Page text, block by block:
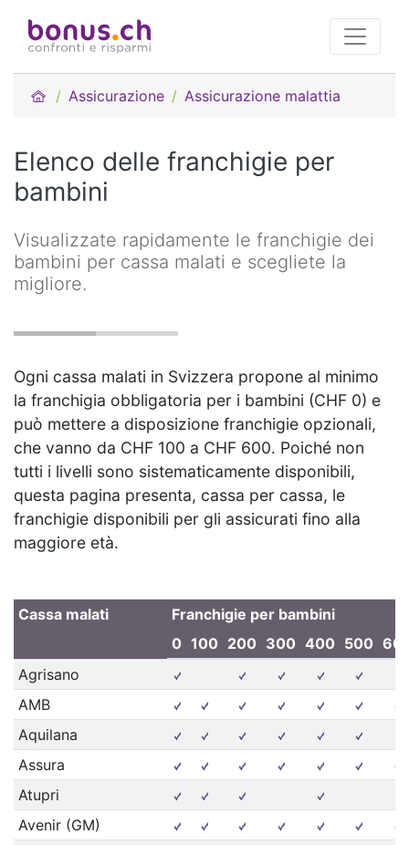
Assicurazione Assicurazione malattia
Elenco delle franchigie per
bambini
Visualizzate rapidamente le franchigie dei
bambini per cassa malati e scegliete la
migliore.
Ogni cassa malati in Svizzera propone al minimo
la franchigia obbligatoria per i bambini (CHF 0) e
può mettere a disposizione franchigie opzionali,
che vanno da CHF 100 a CHF 600. Poiché non
tutti i livelli sono sistematicamente disponibili,
questa pagina presenta, cassa per cassa, le
franchigie disponibili per gli assicurati fino alla
maggiore età.
Cassa malati
Franchigie per bambini
0 100 200 300 400 500
Agrisano
AMB
Aquilana
Assura
Atupri
Avenir (GM)